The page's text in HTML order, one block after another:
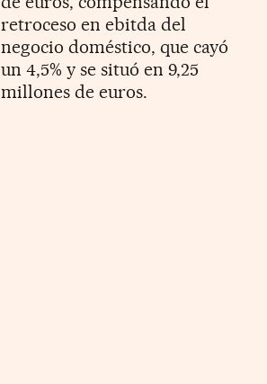
retroceso en ebitda del
negocio doméstico, que cayó
un 4,5% y se situó en 9,25
millones de euros.